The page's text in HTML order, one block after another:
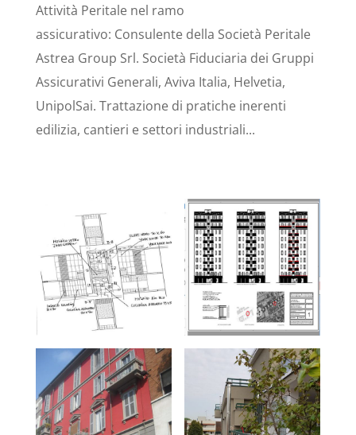
Attività Peritale nel ramo
assicurativo: Consulente della Società Peritale
Astrea Group Srl. Società Fiduciaria dei Gruppi
Assicurativi Generali, Aviva Italia, Helvetia,
UnipolSai. Trattazione di pratiche inerenti
edilizia, cantieri e settori industriali...